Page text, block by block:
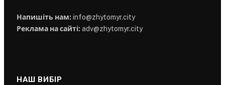
Напишіть нам: info@zhytomyr.city
Реклама на сайті: adv@zhytomyr.city
НАШ ВИБІР